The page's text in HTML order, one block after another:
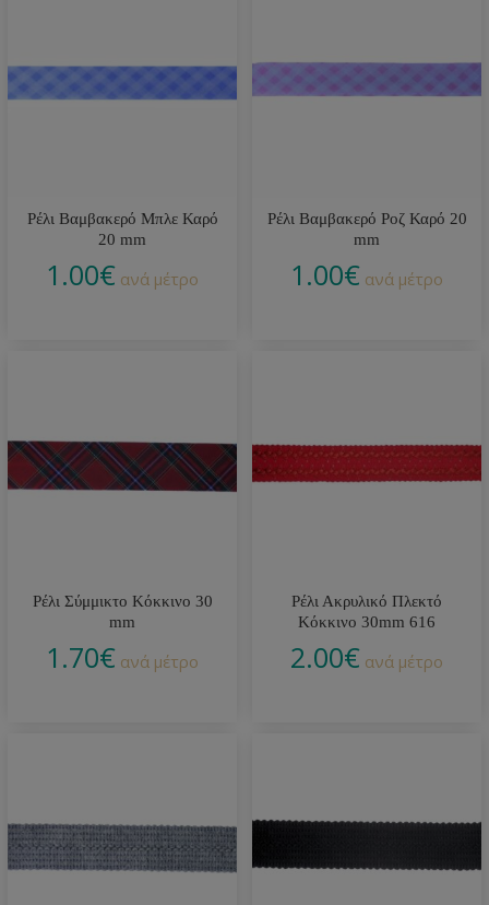
Ρέλι Βαμβακερό Μπλε Καρό
20 mm
1.00€ ανά μέτρο
Ρέλι Βαμβακερό Ροζ Καρό 20
mm
1.00€ ανά μέτρο
Ρέλι Σύμμικτο Κόκκινο 30
mm
1.70€ ανά μέτρο
Ρέλι Ακρυλικό Πλεκτό
Κόκκινο 30mm 616
2.00€ ανά μέτρο